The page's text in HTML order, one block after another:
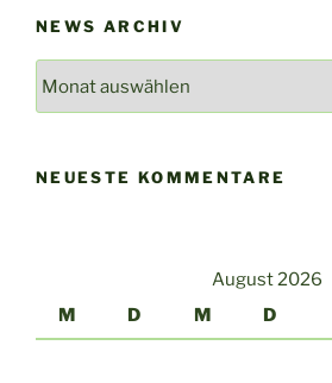
NEWS ARCHIV
Archiv
NEUESTE KOMMENTARE
August 2026
M
D M D